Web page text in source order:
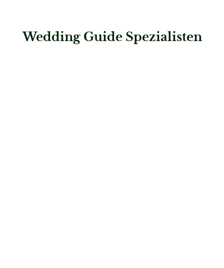
Wedding Guide Spezialisten